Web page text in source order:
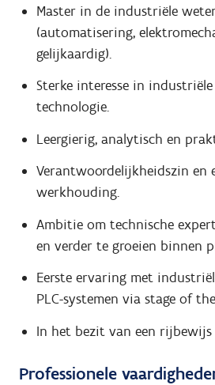
Master in de industriële
(automatisering,
gelijkaardig).
Sterke interesse in
technologie.
Leergierig, analytisch en
Verantwoordelijkheidszin en
werkhouding.
Ambitie om technische
en verder te groeien binnen
Eerste ervaring met
PLC-systemen via stage of
In het bezit van een rijbewijs
Professionele